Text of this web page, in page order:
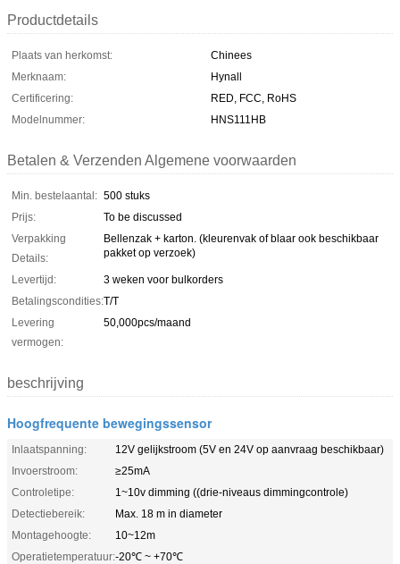
Productdetails
Plaats van herkomst:
Chinees
Merknaam:
Hynall
Certificering:
RED, FCC, RoHS
Modelnummer:
HNS111HB
Betalen & Verzenden Algemene voorwaarden
Min. bestelaantal: 500 stuks
Prijs:
To be discussed
Verpakking
Details:
Bellenzak + karton. (kleurenvak of blaar ook beschikbaar
pakket op verzoek)
Levertijd:
3 weken voor bulkorders
Betalingscondities:T/T
Levering
vermogen:
50,000pcs/maand
beschrijving
Hoogfrequente bewegingssensor
Inlaatspanning:
12V gelijkstroom (5V en 24V op aanvraag beschikbaar)
Invoerstroom:
≥25mA
Controletipe:
1~10v dimming ((drie-niveaus dimmingcontrole)
Detectiebereik:
Max. 18 m in diameter
Montagehoogte:
10~12m
Operatietemperatuur:-20℃ ~ +70℃